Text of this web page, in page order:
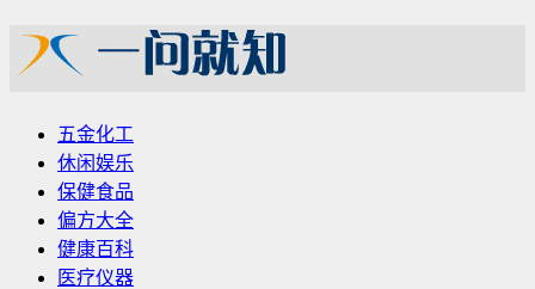
五金化工
休闲娱乐
保健食品
偏方大全
健康百科
医疗仪器